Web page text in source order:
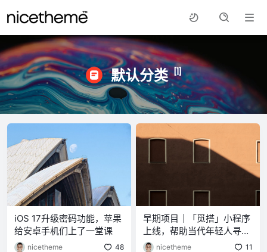
默认分类 [1]
iOS 17升级密码功能，苹果
给安卓手机们上了一堂课
nicetheme 48
早期项目｜「觅搭」小程序
上线，帮助当代年轻人寻找
“搭子”nicetheme 11